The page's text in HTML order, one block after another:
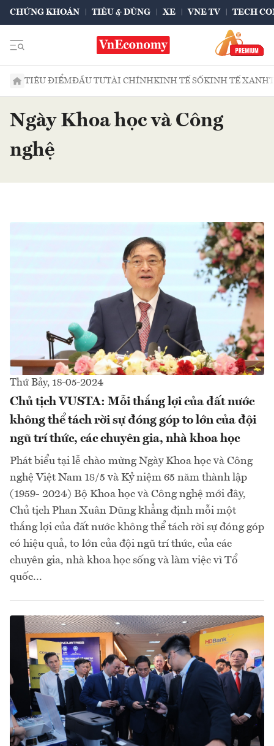
CHỨNG KHOÁN TIÊU & DÙNG XE VNE TV TECH
TIÊU ĐIỂMĐẦU TƯTÀI CHÍNHKINH TẾ SỐKINH TẾ XANH
Ngày Khoa học và Công
nghệ
Thứ Bảy, 18-05-2024
Chủ tịch VUSTA: Mỗi thắng lợi của đất nước
không thể tách rời sự đóng góp to lớn của đội
ngũ trí thức, các chuyên gia, nhà khoa học
Phát biểu tại lễ chào mừng Ngày Khoa học và Công
nghệ Việt Nam 18/5 và Kỷ niệm 65 năm thành lập
(1959- 2024) Bộ Khoa học và Công nghệ mới đây,
Chủ tịch Phan Xuân Dũng khẳng định mỗi một
thắng lợi của đất nước không thể tách rời sự đóng góp
có hiệu quả, to lớn của đội ngũ trí thức, của các
chuyên gia, nhà khoa học sống và làm việc vì Tổ
quốc...